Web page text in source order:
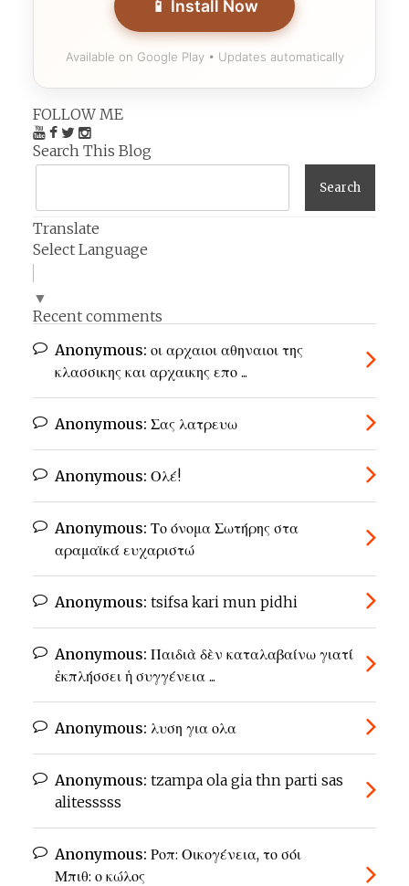
📱 Install Now
Available on Google Play • Updates automatically
FOLLOW ME
Search This Blog
Translate
Select Language
▼
Recent comments
Anonymous: οι αρχαιοι αθηναιοι της
κλασσικης και αρχαικης επο ...
Anonymous: Σας λατρευω
Anonymous: Ολέ!
Anonymous: Το όνομα Σωτήρης στα
αραμαϊκά ευχαριστώ
Anonymous: tsifsa kari mun pidhi
Anonymous: Παιδιὰ δὲν καταλαβαίνω γιατί
ἐκπλήσσει ἡ συγγένεια ...
Anonymous: λυση για ολα
Anonymous: tzampa ola gia thn parti sas
alitesssss
Anonymous: Ροπ: Οικογένεια, το σόι
Μπιθ: ο κώλος